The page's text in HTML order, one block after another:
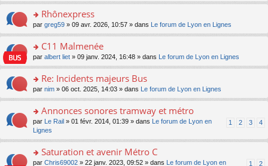
ré
c
e
n
lu
pl
s
ré
c
nt
e
n
o
n
le
u
s
ré
e
nt
m
e
s
g
e
n
o
lu
pl
u
ré
e
ult
er
le
m
e
a
g
e
n
n
pl
u
o
n
ult
er
le
m
e
a
g
e
n
o
Rhônexpress
par greg59 » 09 avr. 2026, 10:57 » dans Le forum de Lyon en Lignes
o
n
ult
er
le
m
e
s
g
e
C11 Malmenée
par albert liet » 09 janv. 2024, 16:48 » dans Le forum de Lyon en Lignes
o
n
ult
er
le
m
e
s
Re: Incidents majeurs Bus
par nim » 06 oct. 2025, 14:03 » dans Le forum de Lyon en Lignes
o
s
er
Annonces sonores tramway et métro
1 2 3 4
par Le Rail » 01 févr. 2014, 01:39 » dans
Le forum de Lyon en
Lignes
o
Saturation et avenir Métro C
1 2
par Chris69002 » 22 janv. 2023, 09:52 » dans
Le forum de Lyon en